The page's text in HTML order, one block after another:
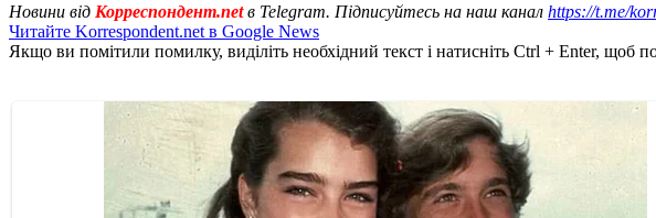
Новини від Корреспондент.netв Telegram. Підписуйтесь на наш канал https://t.me/
Читайте Korrespondent.net в Google News
Якщо ви помітили помилку, виділіть необхідний текст і натисніть Ctrl + Enter, щоб